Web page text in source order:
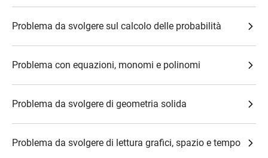
Problema da svolgere sul calcolo delle probabilità
Problema con equazioni, monomi e polinomi
Problema da svolgere di geometria solida
Problema da svolgere di lettura grafici, spazio e tempo